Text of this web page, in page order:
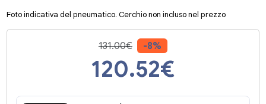
Foto indicativa del pneumatico. Cerchio non incluso nel prezzo
131.00€ -8%
120.52€